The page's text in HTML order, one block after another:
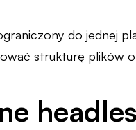
do jednej
strukturę plików